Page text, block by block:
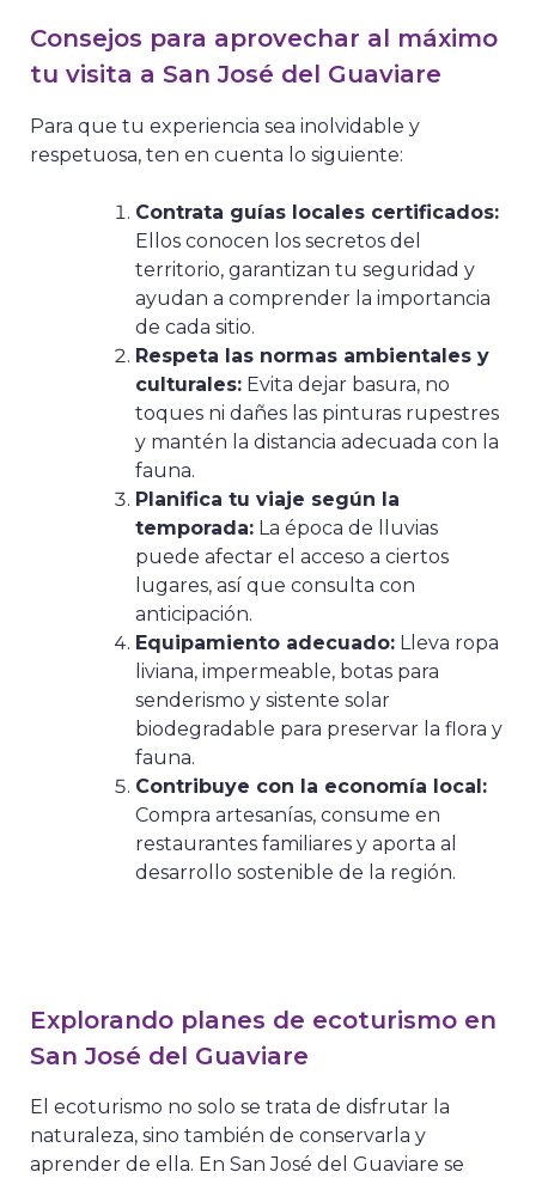
Consejos para aprovechar al máximo
tu visita a San José del Guaviare
Para que tu experiencia sea inolvidable y
respetuosa, ten en cuenta lo siguiente:
Contrata guías locales certificados:
Ellos conocen los secretos del
territorio, garantizan tu seguridad y
ayudan a comprender la importancia
de cada sitio.
Respeta las normas ambientales y
culturales: Evita dejar basura, no
toques ni dañes las pinturas rupestres
y mantén la distancia adecuada con la
fauna.
Planifica tu viaje según la
temporada: La época de lluvias
puede afectar el acceso a ciertos
lugares, así que consulta con
anticipación.
Equipamiento adecuado: Lleva ropa
liviana, impermeable, botas para
senderismo y sistente solar
biodegradable para preservar la flora y
fauna.
Contribuye con la economía local:
Compra artesanías, consume en
restaurantes familiares y aporta al
desarrollo sostenible de la región.
Explorando planes de ecoturismo en
San José del Guaviare
El ecoturismo no solo se trata de disfrutar la
naturaleza, sino también de conservarla y
aprender de ella. En San José del Guaviare se